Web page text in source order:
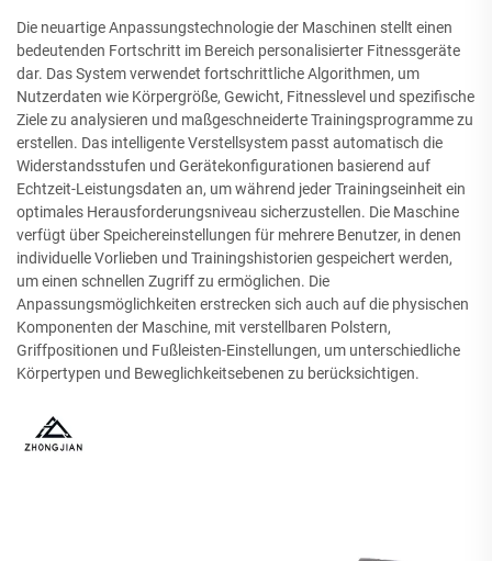
Die neuartige Anpassungstechnologie der Maschinen stellt einen
bedeutenden Fortschritt im Bereich personalisierter Fitnessgeräte
dar. Das System verwendet fortschrittliche Algorithmen, um
Nutzerdaten wie Körpergröße, Gewicht, Fitnesslevel und spezifische
Ziele zu analysieren und maßgeschneiderte Trainingsprogramme zu
erstellen. Das intelligente Verstellsystem passt automatisch die
Widerstandsstufen und Gerätekonfigurationen basierend auf
Echtzeit-Leistungsdaten an, um während jeder Trainingseinheit ein
optimales Herausforderungsniveau sicherzustellen. Die Maschine
verfügt über Speichereinstellungen für mehrere Benutzer, in denen
individuelle Vorlieben und Trainingshistorien gespeichert werden,
um einen schnellen Zugriff zu ermöglichen. Die
Anpassungsmöglichkeiten erstrecken sich auch auf die physischen
Komponenten der Maschine, mit verstellbaren Polstern,
Griffpositionen und Fußleisten-Einstellungen, um unterschiedliche
Körpertypen und Beweglichkeitsebenen zu berücksichtigen.